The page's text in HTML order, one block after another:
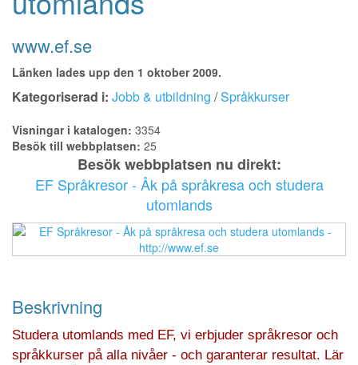
www.ef.se
Länken lades upp den 1 oktober 2009.
Kategoriserad i: Jobb & utbildning /Språkkurser
Visningar i katalogen: 3354
Besök till webbplatsen: 25
Besök webbplatsen nu direkt:
EF Språkresor - Åk på språkresa och studera
utomlands
Beskrivning
Studera utomlands med EF, vi erbjuder språkresor och
språkkurser på alla nivåer - och garanterar resultat. Lär